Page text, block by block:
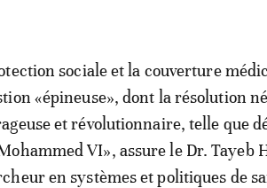
sociale et la couverture
«épineuse», dont la résolution
et révolutionnaire, telle que
VI», assure le Dr. Tayeb
en systèmes et politiques de